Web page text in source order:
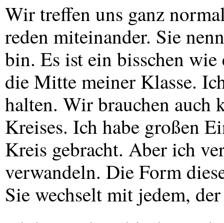
Wir treffen uns ganz
reden miteinander. Sie
bin. Es ist ein bisschen
die Mitte meiner Klasse.
halten. Wir brauchen auch
Kreises. Ich habe großen
Kreis gebracht. Aber ich
verwandeln. Die Form
Sie wechselt mit jedem,